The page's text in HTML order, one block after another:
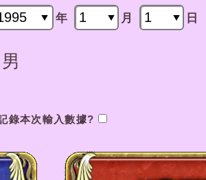
年 月 日
錄本次輸入數據?